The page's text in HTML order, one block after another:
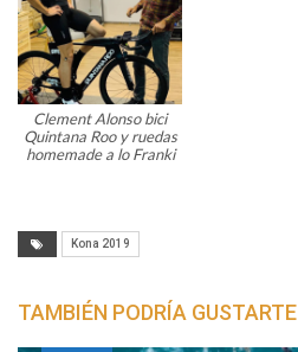
Clement Alonso bici
Quintana Roo y ruedas
homemade a lo Franki
Kona 2019
TAMBIÉN PODRÍA GUSTARTE